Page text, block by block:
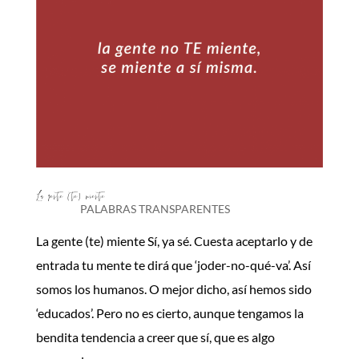
La gente (te) miente
PALABRAS TRANSPARENTES
La gente (te) miente Sí, ya sé. Cuesta aceptarlo y de
entrada tu mente te dirá que ‘joder-no-qué-va’. Así
somos los humanos. O mejor dicho, así hemos sido
‘educados’. Pero no es cierto, aunque tengamos la
bendita tendencia a creer que sí, que es algo